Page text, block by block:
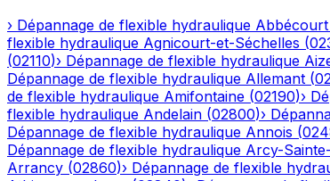
› Dépannage de flexible hydraulique Abbécourt
flexible hydraulique Agnicourt-et-Séchelles (
(02110)› Dépannage de flexible hydraulique
Dépannage de flexible hydraulique Allemant (
de flexible hydraulique Amifontaine (02190)›
flexible hydraulique Andelain (02800)›
Dépannage de flexible hydraulique Annois (
Dépannage de flexible hydraulique Arcy-
Arrancy (02860)› Dépannage de flexible